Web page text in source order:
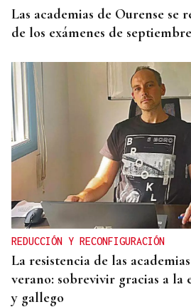
Las academias de Ourense se
de los exámenes de septiembre
REDUCCIÓN Y RECONFIGURACIÓN
La resistencia de las
verano: sobrevivir gracias a la
y gallego